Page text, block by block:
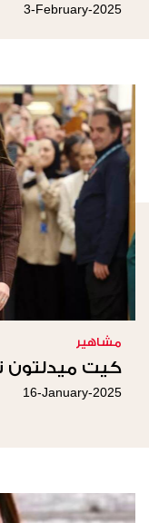
3-February-2025
مشاهير
كيت ميدلتون
16-January-2025